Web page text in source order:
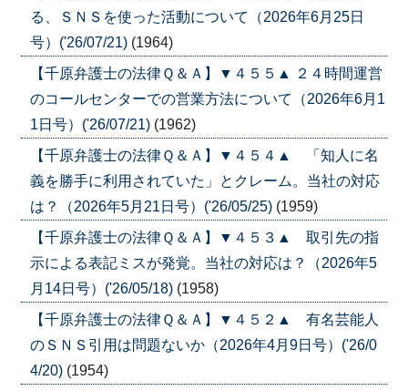
る、ＳＮＳを使った活動について（2026年6月25日
号）('26/07/21) (1964)
【千原弁護士の法律Ｑ＆Ａ】▼４５５▲ ２４時間運営
のコールセンターでの営業方法について（2026年6月1
1日号）('26/07/21) (1962)
【千原弁護士の法律Ｑ＆Ａ】▼４５４▲ 「知人に名
義を勝手に利用されていた」とクレーム。当社の対応
は？（2026年5月21日号）('26/05/25) (1959)
【千原弁護士の法律Ｑ＆Ａ】▼４５３▲ 取引先の指
示による表記ミスが発覚。当社の対応は？（2026年5
月14日号）('26/05/18) (1958)
【千原弁護士の法律Ｑ＆Ａ】▼４５２▲ 有名芸能人
のＳＮＳ引用は問題ないか（2026年4月9日号）('26/0
4/20) (1954)